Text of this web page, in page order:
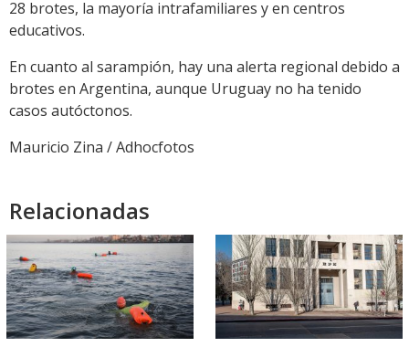
28 brotes, la mayoría intrafamiliares y en centros
educativos.
En cuanto al sarampión, hay una alerta regional debido a
brotes en Argentina, aunque Uruguay no ha tenido
casos autóctonos.
Mauricio Zina / Adhocfotos
Relacionadas